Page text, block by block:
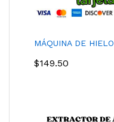
MÁQUINA DE HIELO
$149.50